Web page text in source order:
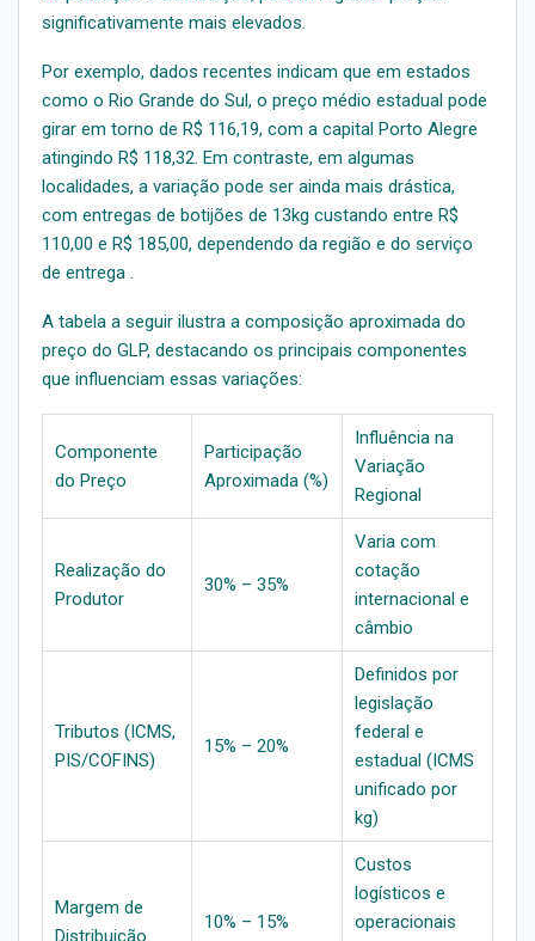
significativamente mais elevados.
Por exemplo, dados recentes indicam que em estados
como o Rio Grande do Sul, o preço médio estadual pode
girar em torno de R$ 116,19, com a capital Porto Alegre
atingindo R$ 118,32. Em contraste, em algumas
localidades, a variação pode ser ainda mais drástica,
com entregas de botijões de 13kg custando entre R$
110,00 e R$ 185,00, dependendo da região e do serviço
de entrega .
A tabela a seguir ilustra a composição aproximada do
preço do GLP, destacando os principais componentes
que influenciam essas variações:
Componente
do Preço
Participação
Aproximada (%)
Influência na
Variação
Regional
Realização do
Produtor
30% – 35%
Varia com
cotação
internacional e
câmbio
Tributos (ICMS,
PIS/COFINS)
15% – 20%
Definidos por
legislação
federal e
estadual (ICMS
unificado por
kg)
Margem de
Distribuição
10% – 15%
Custos
logísticos e
operacionais